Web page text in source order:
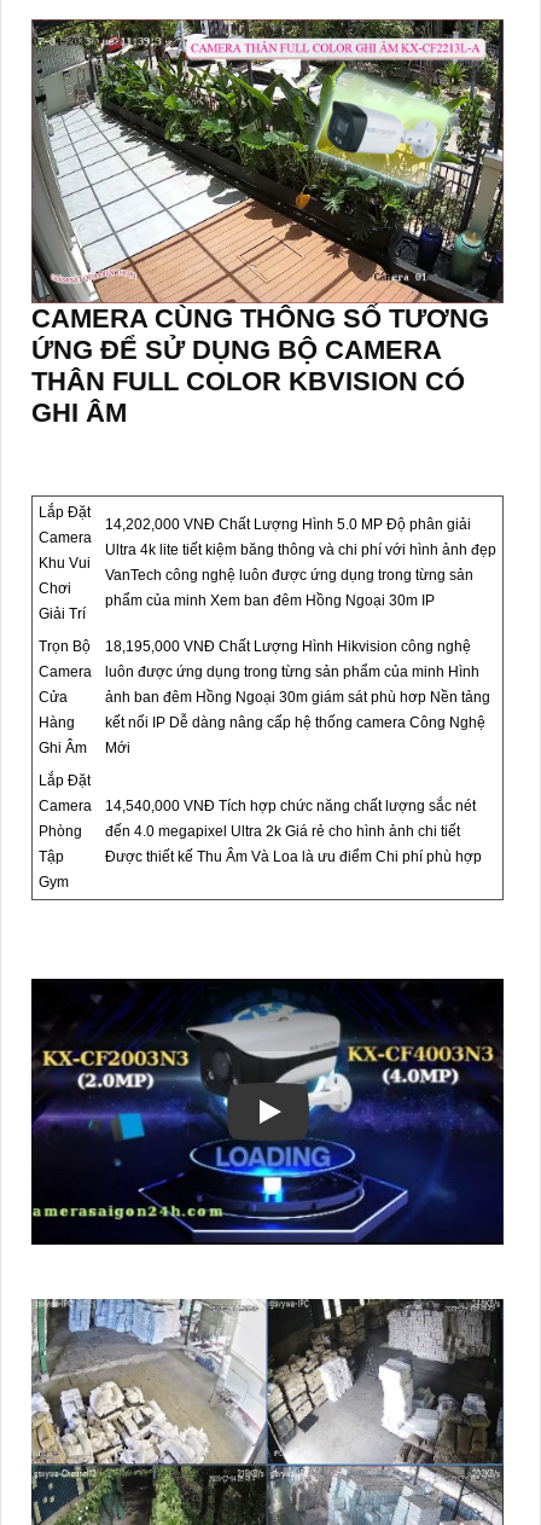
CAMERA CÙNG THÔNG SỐ TƯƠNG
ỨNG ĐỂ SỬ DỤNG BỘ CAMERA
THÂN FULL COLOR KBVISION CÓ
GHI ÂM
Lắp Đặt
Camera
Khu Vui
Chơi
Giải Trí
14,202,000 VNĐ Chất Lượng Hình 5.0 MP Độ phân giải
Ultra 4k lite tiết kiệm băng thông và chi phí với hình ảnh đẹp
VanTech công nghệ luôn được ứng dụng trong từng sản
phẩm của minh Xem ban đêm Hồng Ngoại 30m IP
Trọn Bộ
Camera
Cửa
Hàng
Ghi Âm
18,195,000 VNĐ Chất Lượng Hình Hikvision công nghệ
luôn được ứng dụng trong từng sản phẩm của minh Hình
ảnh ban đêm Hồng Ngoại 30m giám sát phù hơp Nền tảng
kết nối IP Dễ dàng nâng cấp hệ thống camera Công Nghệ
Mới
Lắp Đặt
Camera
Phòng
Tập
Gym
14,540,000 VNĐ Tích hợp chức năng chất lượng sắc nét
đến 4.0 megapixel Ultra 2k Giá rẻ cho hình ảnh chi tiết
Được thiết kế Thu Âm Và Loa là ưu điểm Chi phí phù hợp